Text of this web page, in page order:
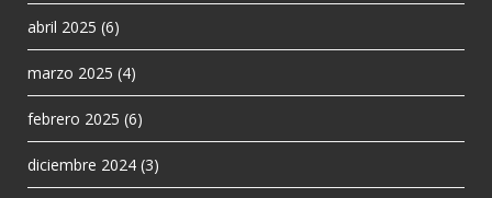
abril 2025 (6)
marzo 2025 (4)
febrero 2025 (6)
diciembre 2024 (3)